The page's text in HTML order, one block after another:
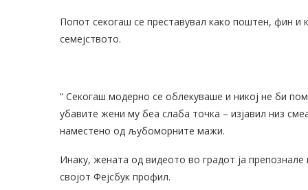
Попот секогаш се преставувал како поштен, фин и
семејството.
“ Секогаш модерно се облекуваше и никој не би
убавите жени му беа слаба точка – изјавил низ
наместено од љубоморните мажи.
Инаку, жената од видеото во градот ја
својот Фејсбук профил.